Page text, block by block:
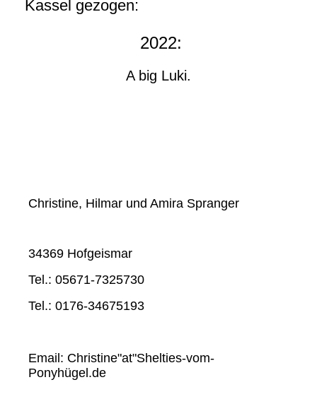
Kassel gezogen:
2022:
A big Luki.
Christine, Hilmar und Amira Spranger
34369 Hofgeismar
Tel.: 05671-7325730
Tel.: 0176-34675193
Email: Christine"at"Shelties-vom-
Ponyhügel.de